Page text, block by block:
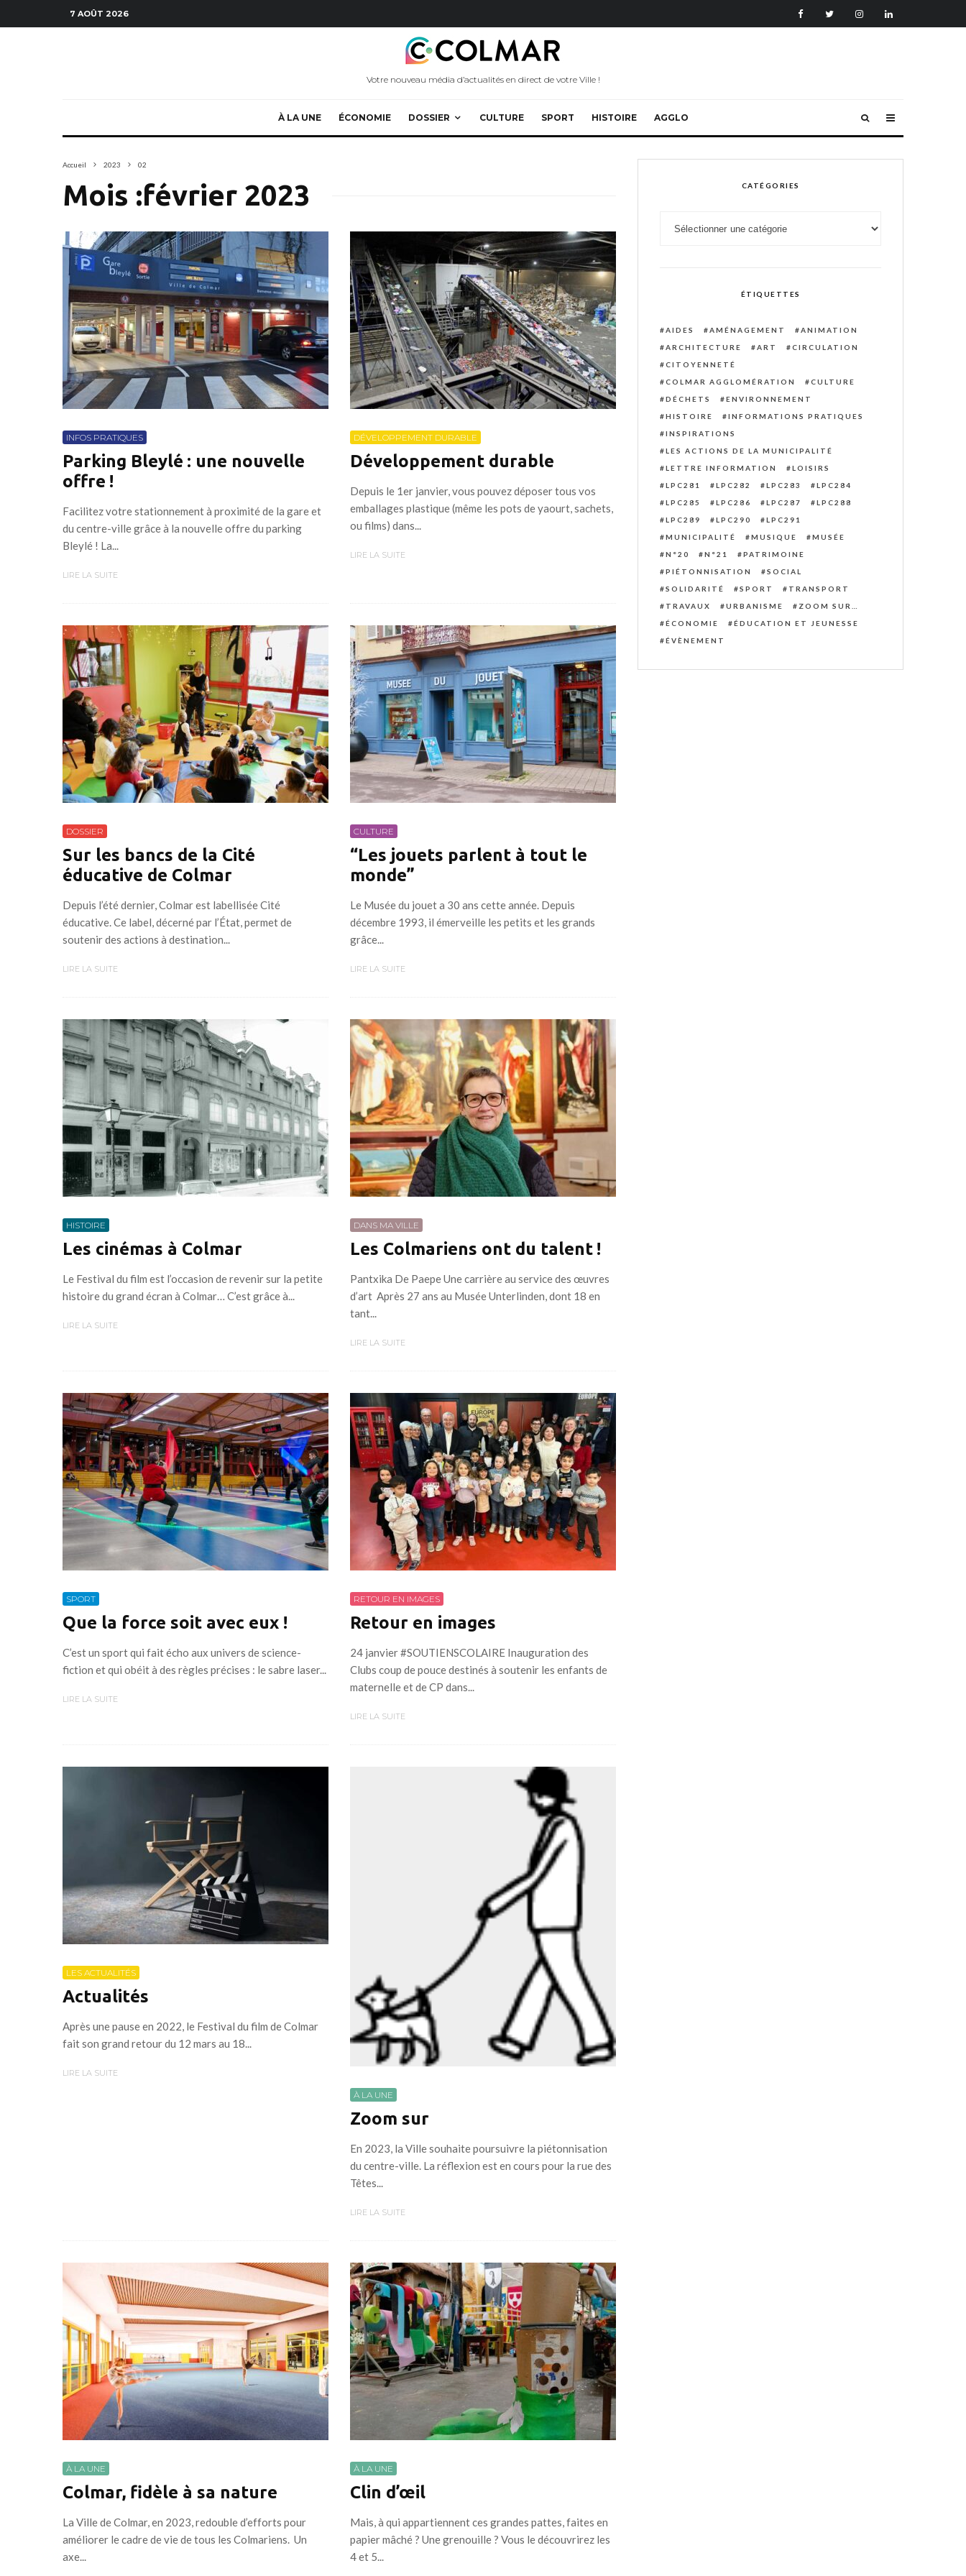
7 AOÛT 2026
Votre nouveau média d’actualités en direct de votre Ville !
À LA UNE ÉCONOMIE DOSSIER CULTURE SPORT HISTOIRE AGGLO
Accueil 2023 02
Mois :février 2023
INFOS PRATIQUES
Parking Bleylé : une nouvelle
offre !
Facilitez votre stationnement à proximité de la gare et
du centre-ville grâce à la nouvelle offre du parking
Bleylé ! La...
LIRE LA SUITE
DÉVELOPPEMENT DURABLE
Développement durable
Depuis le 1er janvier, vous pouvez déposer tous vos
emballages plastique (même les pots de yaourt, sachets,
ou films) dans...
LIRE LA SUITE
DOSSIER
Sur les bancs de la Cité
éducative de Colmar
Depuis l’été dernier, Colmar est labellisée Cité
éducative. Ce label, décerné par l’État, permet de
soutenir des actions à destination...
LIRE LA SUITE
CULTURE
“Les jouets parlent à tout le
monde”
Le Musée du jouet a 30 ans cette année. Depuis
décembre 1993, il émerveille les petits et les grands
grâce...
LIRE LA SUITE
HISTOIRE
Les cinémas à Colmar
Le Festival du film est l’occasion de revenir sur la petite
histoire du grand écran à Colmar… C’est grâce à...
LIRE LA SUITE
DANS MA VILLE
Les Colmariens ont du talent !
Pantxika De Paepe Une carrière au service des œuvres
d’art Après 27 ans au Musée Unterlinden, dont 18 en
tant...
LIRE LA SUITE
SPORT
Que la force soit avec eux !
C’est un sport qui fait écho aux univers de science-
fiction et qui obéit à des règles précises : le sabre laser...
LIRE LA SUITE
RETOUR EN IMAGES
Retour en images
24 janvier #SOUTIENSCOLAIRE Inauguration des
Clubs coup de pouce destinés à soutenir les enfants de
maternelle et de CP dans...
LIRE LA SUITE
LES ACTUALITÉS
Actualités
Après une pause en 2022, le Festival du film de Colmar
fait son grand retour du 12 mars au 18...
LIRE LA SUITE
À LA UNE
Zoom sur
En 2023, la Ville souhaite poursuivre la piétonnisation
du centre-ville. La réflexion est en cours pour la rue des
Têtes...
LIRE LA SUITE
À LA UNE
Colmar, fidèle à sa nature
La Ville de Colmar, en 2023, redouble d’efforts pour
améliorer le cadre de vie de tous les Colmariens. Un
axe...
À LA UNE
Clin d’œil
Mais, à qui appartiennent ces grandes pattes, faites en
papier mâché ? Une grenouille ? Vous le découvrirez les
4 et 5...
CATÉGORIES
ÉTIQUETTES
AIDES AMÉNAGEMENT
ANIMATION
ARCHITECTURE
ART
CIRCULATION
CITOYENNETÉ
COLMAR AGGLOMÉRATION
CULTURE
DÉCHETS
ENVIRONNEMENT
HISTOIRE
INFORMATIONS PRATIQUES
INSPIRATIONS
LES ACTIONS DE LA MUNICIPALITÉ
LETTRE INFORMATION
LOISIRS
LPC281
LPC282 LPC283
LPC284
LPC285
LPC286 LPC287
LPC288
LPC289
LPC290
LPC291
MUNICIPALITÉ
MUSIQUE
MUSÉE
N°20
N°21
PATRIMOINE
PIÉTONNISATION
SOCIAL
SOLIDARITÉ
SPORT
TRANSPORT
TRAVAUX
URBANISME
ZOOM SUR…
ÉCONOMIE
ÉDUCATION ET JEUNESSE
ÉVÈNEMENT